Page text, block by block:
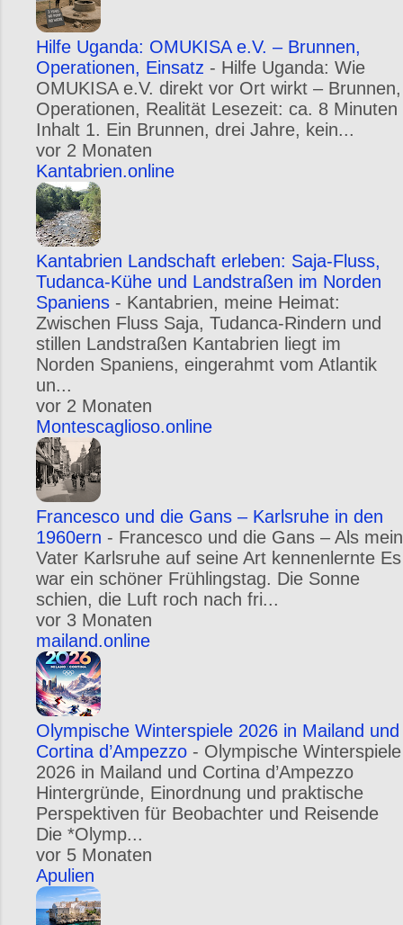
Hilfe Uganda: OMUKISA e.V. – Brunnen,
Operationen, Einsatz - Hilfe Uganda: Wie
OMUKISA e.V. direkt vor Ort wirkt – Brunnen,
Operationen, Realität Lesezeit: ca. 8 Minuten
Inhalt 1. Ein Brunnen, drei Jahre, kein...
vor 2 Monaten
Kantabrien.online
Kantabrien Landschaft erleben: Saja-Fluss,
Tudanca-Kühe und Landstraßen im Norden
Spaniens - Kantabrien, meine Heimat:
Zwischen Fluss Saja, Tudanca-Rindern und
stillen Landstraßen Kantabrien liegt im
Norden Spaniens, eingerahmt vom Atlantik
un...
vor 2 Monaten
Montescaglioso.online
Francesco und die Gans – Karlsruhe in den
1960ern - Francesco und die Gans – Als mein
Vater Karlsruhe auf seine Art kennenlernte Es
war ein schöner Frühlingstag. Die Sonne
schien, die Luft roch nach fri...
vor 3 Monaten
mailand.online
Olympische Winterspiele 2026 in Mailand und
Cortina d’Ampezzo - Olympische Winterspiele
2026 in Mailand und Cortina d’Ampezzo
Hintergründe, Einordnung und praktische
Perspektiven für Beobachter und Reisende
Die *Olymp...
vor 5 Monaten
Apulien